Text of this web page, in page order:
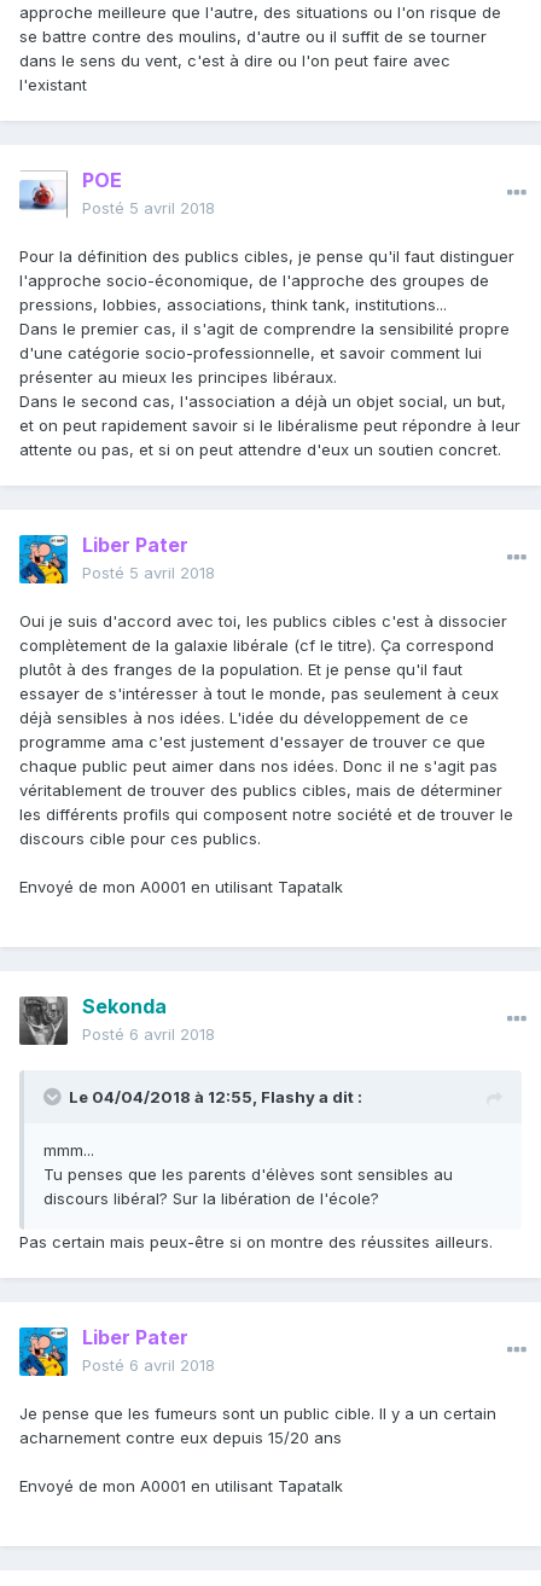
approche meilleure que l'autre, des situations ou l'on risque de
se battre contre des moulins, d'autre ou il suffit de se tourner
dans le sens du vent, c'est à dire ou l'on peut faire avec
l'existant
POE
Posté 5 avril 2018
Pour la définition des publics cibles, je pense qu'il faut distinguer
l'approche socio-économique, de l'approche des groupes de
pressions, lobbies, associations, think tank, institutions...
Dans le premier cas, il s'agit de comprendre la sensibilité propre
d'une catégorie socio-professionnelle, et savoir comment lui
présenter au mieux les principes libéraux.
Dans le second cas, l'association a déjà un objet social, un but,
et on peut rapidement savoir si le libéralisme peut répondre à leur
attente ou pas, et si on peut attendre d'eux un soutien concret.
Liber Pater
Posté 5 avril 2018
Oui je suis d'accord avec toi, les publics cibles c'est à dissocier
complètement de la galaxie libérale (cf le titre). Ça correspond
plutôt à des franges de la population. Et je pense qu'il faut
essayer de s'intéresser à tout le monde, pas seulement à ceux
déjà sensibles à nos idées. L'idée du développement de ce
programme ama c'est justement d'essayer de trouver ce que
chaque public peut aimer dans nos idées. Donc il ne s'agit pas
véritablement de trouver des publics cibles, mais de déterminer
les différents profils qui composent notre société et de trouver le
discours cible pour ces publics.
Envoyé de mon A0001 en utilisant Tapatalk
Sekonda
Posté 6 avril 2018
Le 04/04/2018 à 12:55, Flashya dit :
mmm...
Tu penses que les parents d'élèves sont sensibles au
discours libéral? Sur la libération de l'école?
Pas certain mais peux-être si on montre des réussites ailleurs.
Liber Pater
Posté 6 avril 2018
Je pense que les fumeurs sont un public cible. Il y a un certain
acharnement contre eux depuis 15/20 ans
Envoyé de mon A0001 en utilisant Tapatalk